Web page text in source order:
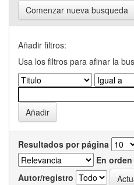
Comenzar nueva busqueda
Añadir filtros:
Usa los filtros para afinar la
Resultados por página
En orden
Autor/registro